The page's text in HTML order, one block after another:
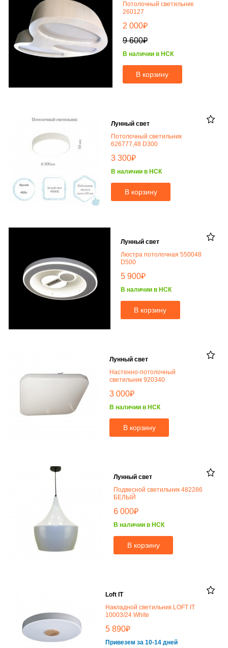
Потолочный светильник
260127
2 000₽
9 600₽
В наличии в НСК
В корзину
Лунный свет
Потолочный светильник
626777,48 D300
3 300₽
В наличии в НСК
В корзину
Лунный свет
Люстра потолочная 550048
D500
5 900₽
В наличии в НСК
В корзину
Лунный свет
Настенно-потолочный
светильник 920340
3 000₽
В наличии в НСК
В корзину
Лунный свет
Подвесной светильник 482286
БЕЛЫЙ
6 000₽
В наличии в НСК
В корзину
Loft IT
Накладной светильник LOFT IT
10003/24 White
5 890₽
Привезем за 10-14 дней